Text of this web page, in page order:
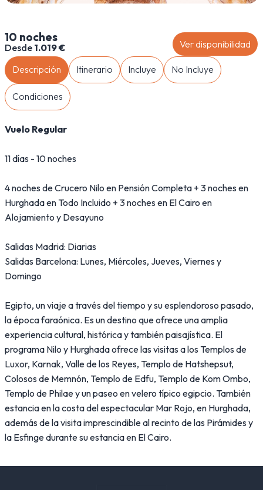
Descripción Itinerario Incluye No Incluye
Condiciones
Vuelo Regular
11 días - 10 noches
4 noches de Crucero Nilo en Pensión Completa + 3 noches en
Hurghada en Todo Incluido + 3 noches en El Cairo en
Alojamiento y Desayuno
Salidas Madrid: Diarias
Salidas Barcelona: Lunes, Miércoles, Jueves, Viernes y
Domingo
Egipto, un viaje a través del tiempo y su esplendoroso pasado,
la época faraónica. Es un destino que ofrece una amplia
experiencia cultural, histórica y también paisajística. El
programa Nilo y Hurghada ofrece las visitas a los Templos de
Luxor, Karnak, Valle de los Reyes, Templo de Hatshepsut,
Colosos de Memnón, Templo de Edfu, Templo de Kom Ombo,
Templo de Philae y un paseo en velero típico egipcio. También
estancia en la costa del espectacular Mar Rojo, en Hurghada,
además de la visita imprescindible al recinto de las Pirámides y
la Esfinge durante su estancia en El Cairo.
10 noches
Desde 1.019 € Ver disponibilidad